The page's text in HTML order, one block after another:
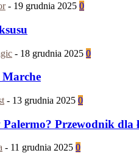
- 19 grudnia 2025 0
- 18 grudnia 2025 0
Marche
- 13 grudnia 2025 0
Palermo? Przewodnik dla
- 11 grudnia 2025 0